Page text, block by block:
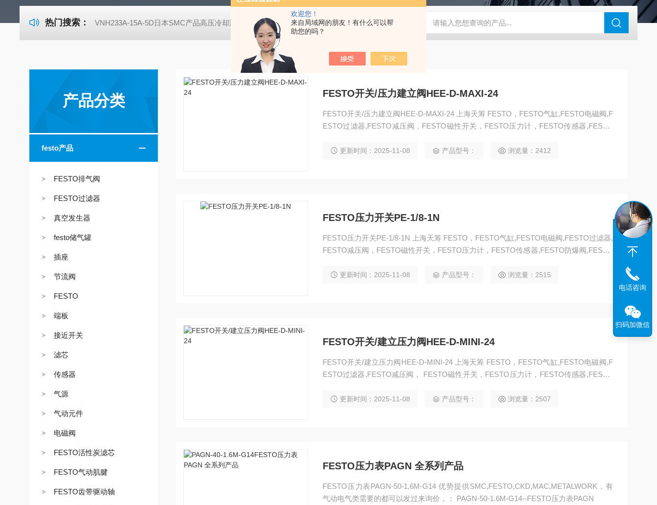
欢迎您！
来自局域网的朋友！有什么可以帮
助您的吗？
热门搜索： VNH233A-15A-5D日本SMC产品高压冷却液用阀 MVSD-180-4E1-AC220V代理金器Mindman电磁阀MVSD-180-4E1-AC220V 麦特沃克
产品分类
festo产品
FESTO排气阀
FESTO过滤器
真空发生器
festo储气罐
插座
节流阀
FESTO
端板
接近开关
滤芯
传感器
气源
气动元件
电磁阀
FESTO活性炭滤芯
FESTO气动肌腱
FESTO齿带驱动轴
FESTO开关/压力建立阀HEE-D-MAXI-24
FESTO开关/压力建立阀HEE-D-MAXI-24 上海天筹 FESTO，FESTO气缸,FESTO电磁阀,F
ESTO过滤器,FESTO减压阀，FESTO磁性开关，FESTO压力计，FESTO传感器,FESTO
台，FESTO组合机械手，FESTO卡爪，FESTO浮动接头，FESTO气动元件
更新时间：2025-11-08 产品型号： 浏览量：2412
FESTO压力开关PE-1/8-1N
FESTO压力开关PE-1/8-1N 上海天筹 FESTO，FESTO气缸,FESTO电磁阀,FESTO过滤器,
FESTO减压阀，FESTO磁性开关，FESTO压力计，FESTO传感器,FESTO防爆阀,FESTO
机械手，FESTO卡爪，FESTO浮动接头，FESTO气动元件,上海FESTO代理——上海
更新时间：2025-11-08 产品型号： 浏览量：2515
FESTO开关/建立压力阀HEE-D-MINI-24
FESTO开关/建立压力阀HEE-D-MINI-24 上海天筹 FESTO，FESTO气缸,FESTO电磁阀,F
ESTO过滤器,FESTO减压阀， FESTO磁性开关，FESTO压力计，FESTO传感器,FESTO
台，FESTO组合机械 手，FESTO卡爪，FESTO浮动接头，FESTO气动元件
更新时间：2025-11-08 产品型号： 浏览量：2507
FESTO压力表PAGN 全系列产品
FESTO压力表PAGN-50-1,6M-G14 优势提供SMC,FESTO,CKD,MAC,METALWORK，有
气动电气类需要的都可以发过来询价，： PAGN-50-1.6M-G14--FESTO压力表PAGN
电话咨询
扫码加微信